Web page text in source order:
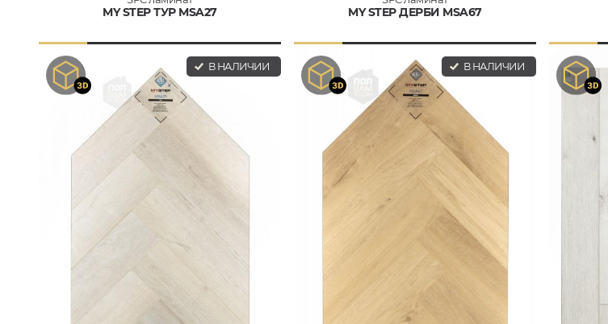
MY STEP ТУР MSA27
В НАЛИЧИИ
MY STEP ДЕРБИ MSA67
В НАЛИЧИИ